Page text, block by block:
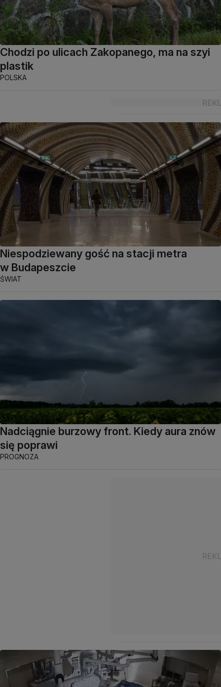
Chodzi po ulicach Zakopanego, ma na szyi
plastik
POLSKA
Niespodziewany gość na stacji metra
w Budapeszcie
ŚWIAT
Nadciągnie burzowy front. Kiedy aura znów
się poprawi
PROGNOZA